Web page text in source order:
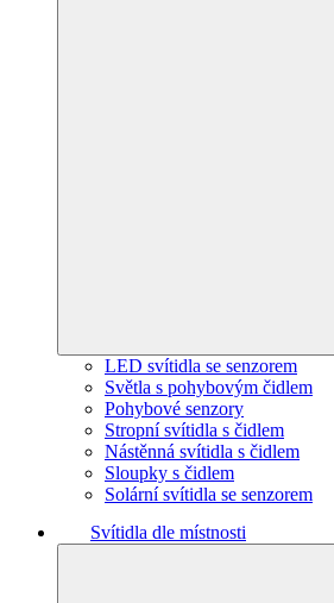
LED svítidla se senzorem
Světla s pohybovým čidlem
Pohybové senzory
Stropní svítidla s čidlem
Nástěnná svítidla s čidlem
Sloupky s čidlem
Solární svítidla se senzorem
Svítidla dle místnosti